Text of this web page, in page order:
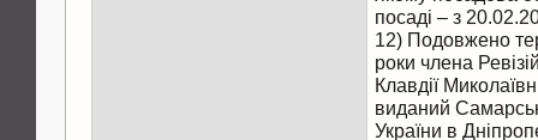
посаді – з
12) Подовжено
роки члена
Клавдії
виданий
України в